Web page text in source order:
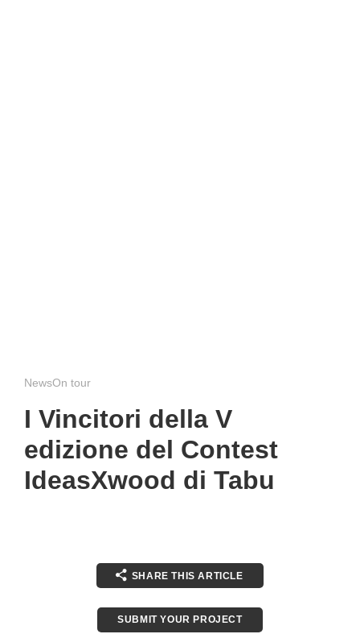
NewsOn tour
I Vincitori della V
edizione del Contest
IdeasXwood di Tabu
SHARE THIS ARTICLE
SUBMIT YOUR PROJECT